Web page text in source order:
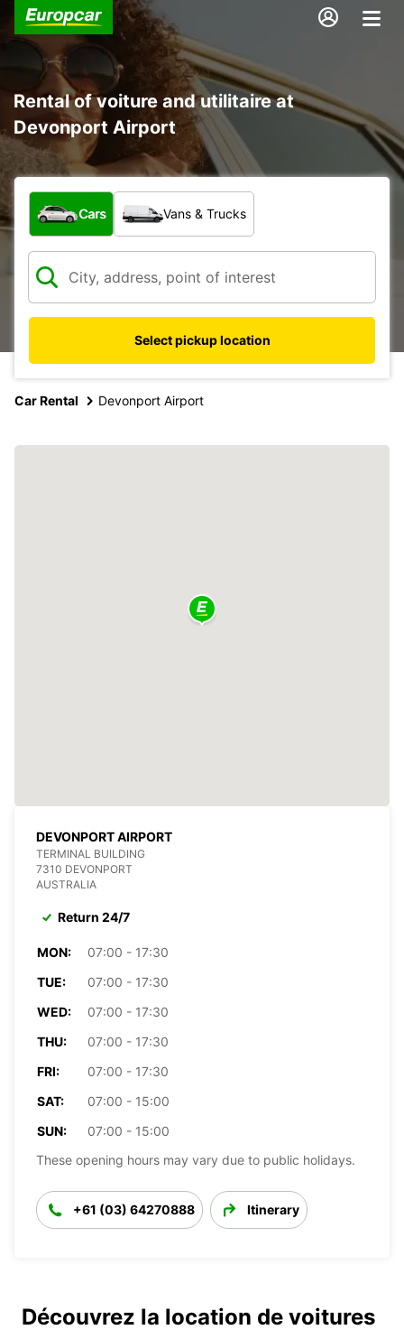
Rental of voiture and utilitaire at
Devonport Airport
What type of vehicle?
Cars Vans & Trucks
Select pickup location
Car Rental Devonport Airport
DEVONPORT AIRPORT
TERMINAL BUILDING
7310 DEVONPORT
AUSTRALIA
Return 24/7
MON:
07:00 - 17:30
TUE:
07:00 - 17:30
WED:
07:00 - 17:30
THU:
07:00 - 17:30
FRI:
07:00 - 17:30
SAT:
07:00 - 15:00
SUN:
07:00 - 15:00
These opening hours may vary due to public holidays.
+61 (03) 64270888 Itinerary
Découvrez la location de voitures